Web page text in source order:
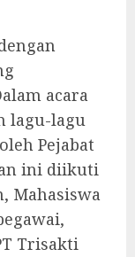
acara
lagu-lagu
Pejabat
ini diikuti
Mahasiswa
Trisakti